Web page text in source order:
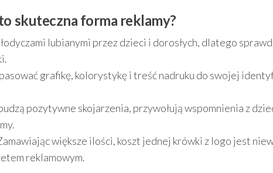
skuteczna forma reklamy?
lubianymi przez dzieci i dorosłych, dlatego
grafikę, kolorystykę i treść nadruku do swojej
pozytywne skojarzenia, przywołują wspomnienia z
większe ilości, koszt jednej krówki z logo jest
reklamowym.